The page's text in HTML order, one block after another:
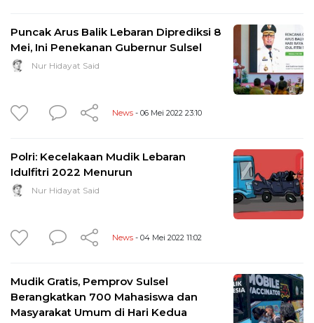
Puncak Arus Balik Lebaran Diprediksi 8
Mei, Ini Penekanan Gubernur Sulsel
Nur Hidayat Said
News - 06 Mei 2022 23:10
Polri: Kecelakaan Mudik Lebaran
Idulfitri 2022 Menurun
Nur Hidayat Said
News - 04 Mei 2022 11:02
Mudik Gratis, Pemprov Sulsel
Berangkatkan 700 Mahasiswa dan
Masyarakat Umum di Hari Kedua